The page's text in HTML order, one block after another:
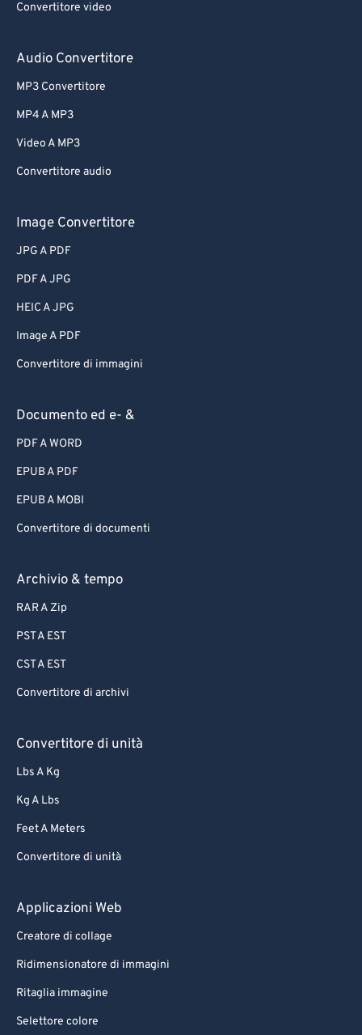
Convertitore video
Audio Convertitore
MP3 Convertitore
MP4 A MP3
Video A MP3
Convertitore audio
Image Convertitore
JPG A PDF
PDF A JPG
HEIC A JPG
Image A PDF
Convertitore di immagini
Documento ed e- &
PDF A WORD
EPUB A PDF
EPUB A MOBI
Convertitore di documenti
Archivio & tempo
RAR A Zip
PST A EST
CST A EST
Convertitore di archivi
Convertitore di unità
Lbs A Kg
Kg A Lbs
Feet A Meters
Convertitore di unità
Applicazioni Web
Creatore di collage
Ridimensionatore di immagini
Ritaglia immagine
Selettore colore